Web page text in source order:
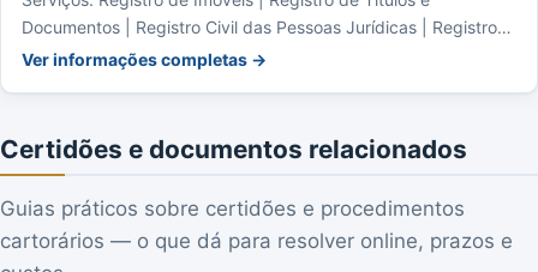
Documentos | Registro Civil das Pessoas Jurídicas | Registro
Civil das Pessoas Naturais
Ver informações completas →
Certidões e documentos relacionados
Guias práticos sobre certidões e procedimentos
cartorários — o que dá para resolver online, prazos e